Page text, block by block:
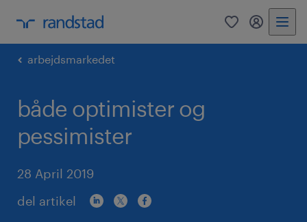
0
arbejdsmarkedet
både optimister og
pessimister
28 April 2019
del artikel